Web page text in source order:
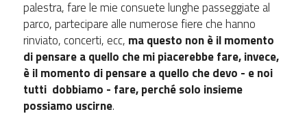
palestra, fare le mie consuete lunghe passeggiate al
parco, partecipare alle numerose fiere che hanno
rinviato, concerti, ecc, ma questo non è il momento
di pensare a quello che mi piacerebbe fare, invece,
è il momento di pensare a quello che devo - e noi
tutti dobbiamo - fare, perché solo insieme
possiamo uscirne.